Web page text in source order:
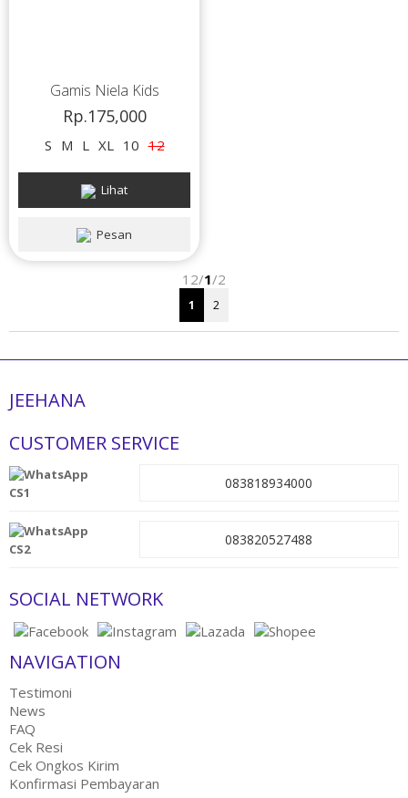
Gamis Niela Kids
Rp.175,000
S M L XL 10 12
Pesan
Lihat
12/1/2
1 2
JEEHANA
CUSTOMER SERVICE
CS1
083818934000
CS2
083820527488
SOCIAL NETWORK
NAVIGATION
Testimoni
News
FAQ
Cek Resi
Cek Ongkos Kirim
Konfirmasi Pembayaran